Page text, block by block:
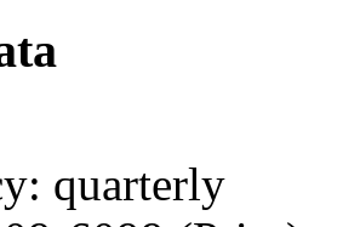
quarterly